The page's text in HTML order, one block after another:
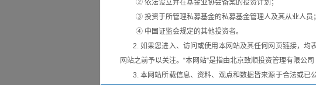
② 依法设立并在基金业协会备案的投资计划；
③ 投资于所管理私募基金的私募基金管理人及其从业人员；
④ 中国证监会规定的其他投资者。
2. 如果您进入、访问或使用本网站及其任何网页链接，均
网站之前予以关注。“本网站”是指由北京致顺投资管理有限公
3. 本网站所载信息、资料、观点和数据皆来源于合法或已
01